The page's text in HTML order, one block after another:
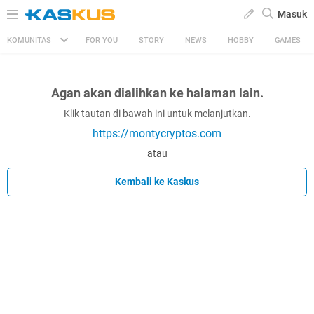
Masuk
KOMUNITAS FOR YOU STORY NEWS HOBBY GAMES
Agan akan dialihkan ke halaman lain.
Klik tautan di bawah ini untuk melanjutkan.
https://montycryptos.com
atau
Kembali ke Kaskus